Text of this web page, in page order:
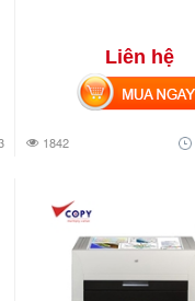
Liên hệ
1842
MUA NGAY